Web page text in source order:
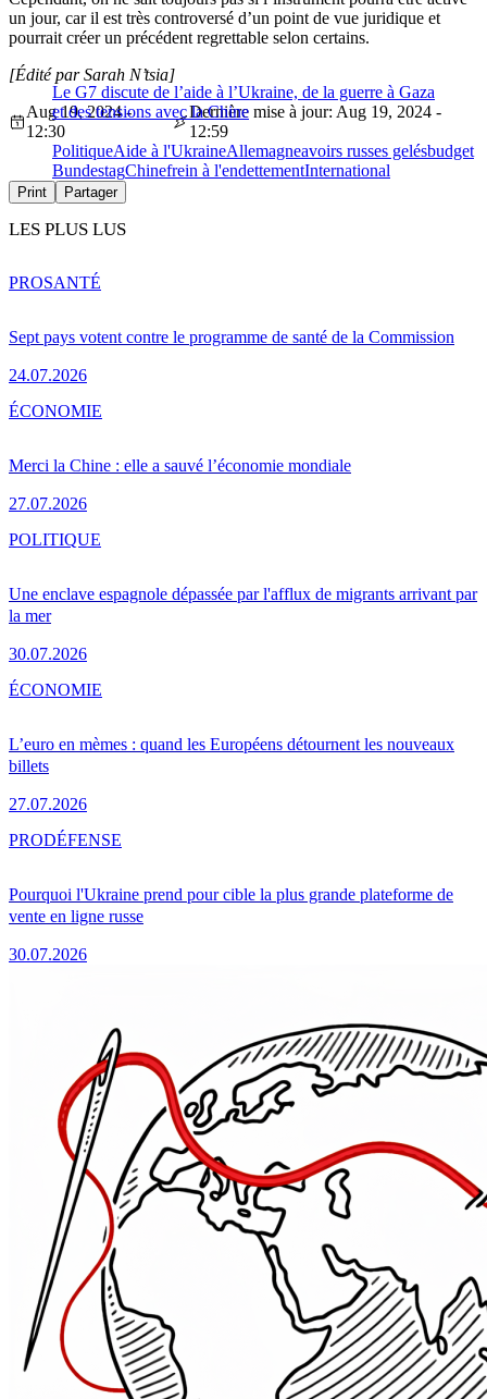
un jour, car il est très controversé d’un point de vue juridique et
pourrait créer un précédent regrettable selon certains.
Le G7 discute de l’aide à l’Ukraine, de la guerre à Gaza
et des tensions avec la Chine
[Édité par Sarah N’tsia]
Aug 19, 2024 -
12:30
Dernière mise à jour: Aug 19, 2024 -
12:59
PolitiqueAide à l'UkraineAllemagneavoirs russes gelésbudget
BundestagChinefrein à l'endettementInternational
Print Partager
LES PLUS LUS
Sept pays votent contre le programme de santé de la Commission
24.07.2026
PROSANTÉ
Merci la Chine : elle a sauvé l’économie mondiale
27.07.2026
ÉCONOMIE
Une enclave espagnole dépassée par l'afflux de migrants arrivant par
la mer
30.07.2026
POLITIQUE
L’euro en mèmes : quand les Européens détournent les nouveaux
billets
27.07.2026
ÉCONOMIE
Pourquoi l'Ukraine prend pour cible la plus grande plateforme de
vente en ligne russe
30.07.2026
PRODÉFENSE